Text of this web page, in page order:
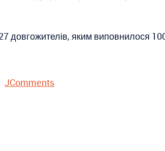
яким виповнилося
JComments